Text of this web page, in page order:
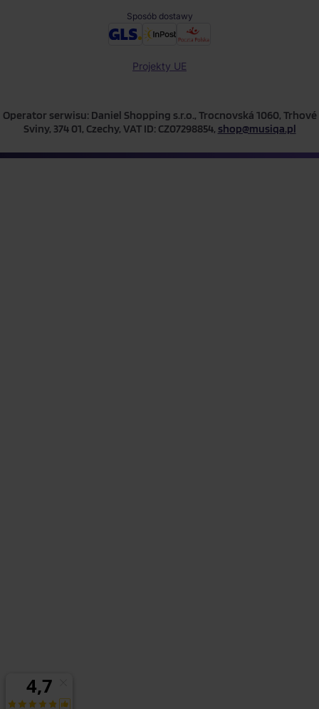
Sposób dostawy
Projekty UE
Operator serwisu: Daniel Shopping s.r.o., Trocnovská 1060, Trhové
Sviny, 374 01, Czechy, VAT ID: CZ07298854, shop@musiqa.pl